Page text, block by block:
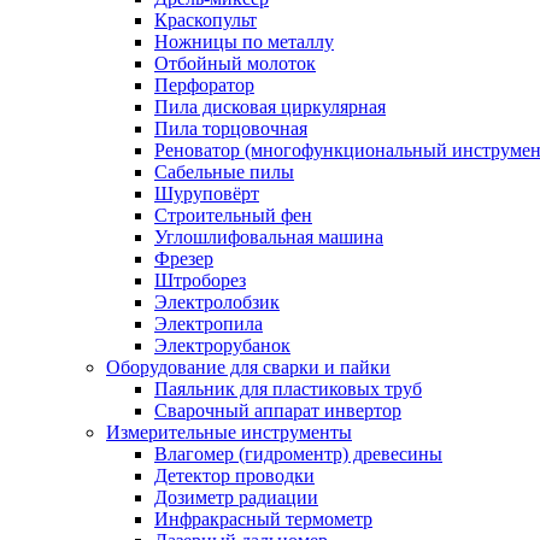
Краскопульт
Ножницы по металлу
Отбойный молоток
Перфоратор
Пила дисковая циркулярная
Пила торцовочная
Реноватор (многофункциональный
Сабельные пилы
Шуруповёрт
Строительный фен
Углошлифовальная машина
Фрезер
Штроборез
Электролобзик
Электропила
Электрорубанок
Оборудование для сварки и пайки
Паяльник для пластиковых труб
Сварочный аппарат инвертор
Измерительные инструменты
Влагомер (гидроментр) древесины
Детектор проводки
Дозиметр радиации
Инфракрасный термометр